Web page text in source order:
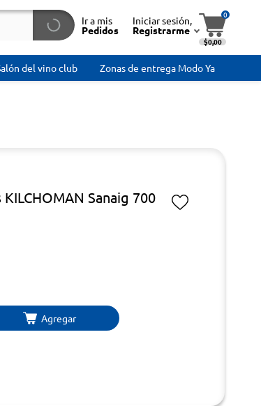
Ir a mis
Pedidos
Iniciar sesión,
Registrarme
0
$0,00
del vino club Zonas de entrega Modo Ya
Sanaig 700
Agregar